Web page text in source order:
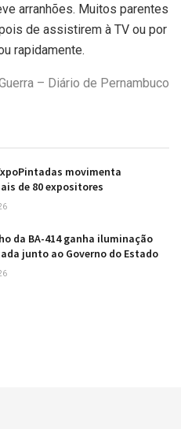
arranhões. Muitos parentes
de assistirem à TV ou por
rapidamente.
– Diário de Pernambuco
movimenta
de 80 expositores
da BA-414 ganha iluminação
junto ao Governo do Estado